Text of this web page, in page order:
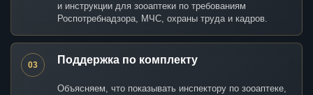
и инструкции для зооаптеки по требованиям
Роспотребнадзора, МЧС, охраны труда и кадров.
03 Поддержка по комплекту
Объясняем, что показывать инспектору по зооаптеке,